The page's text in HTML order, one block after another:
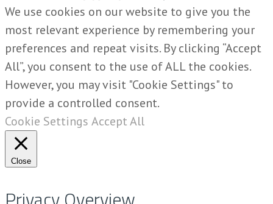
We use cookies on our website to give you the
most relevant experience by remembering your
preferences and repeat visits. By clicking “Accept
All”, you consent to the use of ALL the cookies.
However, you may visit "Cookie Settings" to
provide a controlled consent.
Cookie Settings Accept All
Close